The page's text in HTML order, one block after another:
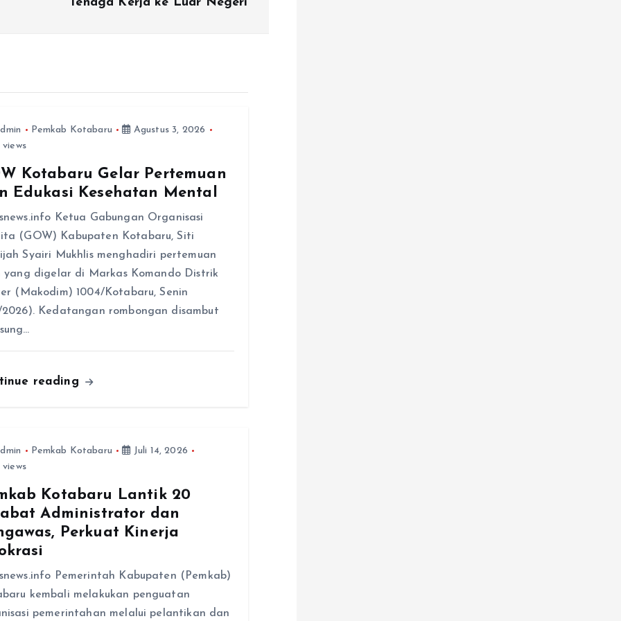
Pemkab Kotabaru
Agustus 3, 2026
views
Kotabaru Gelar Pertemuan
Edukasi Kesehatan Mental
Ketua Gabungan Organisasi
(GOW) Kabupaten Kotabaru, Siti
Syairi Mukhlis menghadiri pertemuan
yang digelar di Markas Komando Distrik
(Makodim) 1004/Kotabaru, Senin
Kedatangan rombongan disambut
reading
Pemkab Kotabaru
Juli 14, 2026
views
Kotabaru Lantik 20
Administrator dan
Perkuat Kinerja
Pemerintah Kabupaten (Pemkab)
kembali melakukan penguatan
pemerintahan melalui pelantikan dan